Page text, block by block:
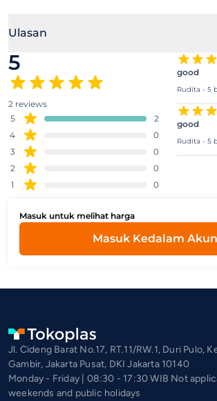
Ulasan
5
2 reviews
5
2
4
0
3
0
2
0
1
0
good
Rudita - 5
good
Rudita - 5
Masuk untuk melihat harga
Masuk Kedalam Akun
Jl. Cideng Barat No.17, RT.11/RW.1, Duri Pulo,
Gambir, Jakarta Pusat, DKI Jakarta 10140
Monday - Friday | 08:30 - 17:30 WIB Not
weekends and public holidays